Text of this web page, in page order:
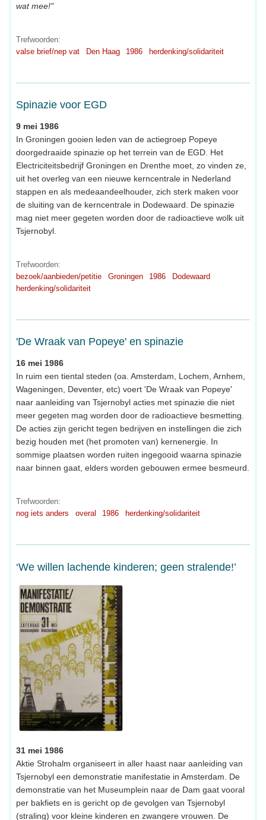
wat mee!"
Trefwoorden:
valse brief/nep vat
Den Haag 1986 herdenking/solidariteit
Spinazie voor EGD
9 mei 1986
In Groningen gooien leden van de actiegroep Popeye
doorgedraaide spinazie op het terrein van de EGD. Het
Electriciteitsbedrijf Groningen en Drenthe moet, zo vinden ze,
uit het overleg van een nieuwe kerncentrale in Nederland
stappen en als medeaandeelhouder, zich sterk maken voor
de sluiting van de kerncentrale in Dodewaard. De spinazie
mag niet meer gegeten worden door de radioactieve wolk uit
Tsjernobyl.
Trefwoorden:
bezoek/aanbieden/petitie
Groningen 1986
Dodewaard
herdenking/solidariteit
'De Wraak van Popeye' en spinazie
16 mei 1986
In ruim een tiental steden (oa. Amsterdam, Lochem, Arnhem,
Wageningen, Deventer, etc) voert 'De Wraak van Popeye'
naar aanleiding van Tsjernobyl acties met spinazie die niet
meer gegeten mag worden door de radioactieve besmetting.
De acties zijn gericht tegen bedrijven en instellingen die zich
bezig houden met (het promoten van) kernenergie. In
sommige plaatsen worden ruiten ingegooid waarna spinazie
naar binnen gaat, elders worden gebouwen ermee besmeurd.
Trefwoorden:
nog iets anders
overal 1986 herdenking/solidariteit
‘We willen lachende kinderen; geen stralende!’
31 mei 1986
Aktie Strohalm organiseert in aller haast naar aanleiding van
Tsjernobyl een demonstratie manifestatie in Amsterdam. De
demonstratie van het Museumplein naar de Dam gaat vooral
per bakfiets en is gericht op de gevolgen van Tsjernobyl
(straling) voor kleine kinderen en zwangere vrouwen. De